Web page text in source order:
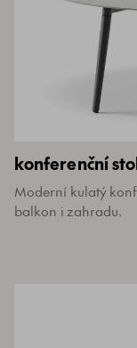
konferenční
Moderní kulatý
balkon i zahradu.